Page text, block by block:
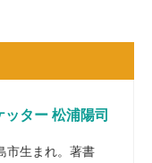
ター 松浦陽司
市生まれ。著書